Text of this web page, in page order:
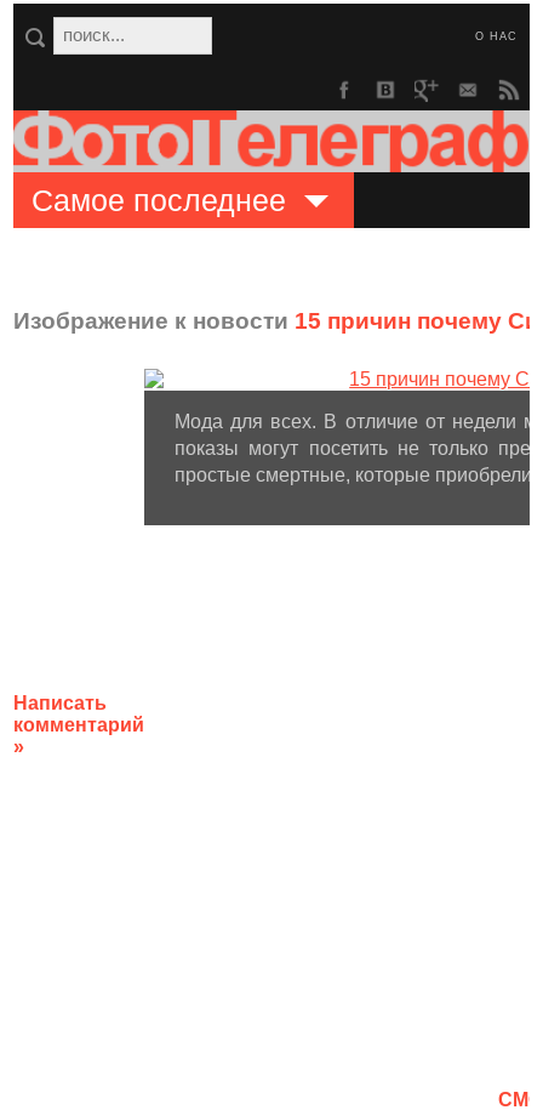
О НАС
Самое последнее
Изображение к новости 15 причин почему
Написать
комментарий
»
Мода для всех. В отличие от недели
показы могут посетить не только
простые смертные, которые приобрели